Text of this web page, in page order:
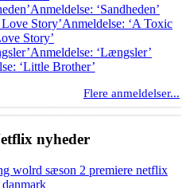
Anmeldelse: ‘Sandheden’
Anmeldelse: ‘A Toxic
Story’
Anmeldelse: ‘Længsler’
‘Little Brother’
Flere anmeldelser...
nyheder